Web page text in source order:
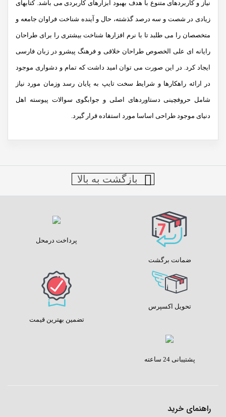
نیاز و کاربردهای متنوع با هدف بهبود ابزارهای کاربردی می باشد. کتابهای
زیادی در شصت و سه درصد گذشته، حال و آینده شناخت فراوان جامعه و
متخصصان را می طلبد تا با نرم افزارها شناخت بیشتری را برای طراحان
رایانه ای علی الخصوص طراحان خلاقی و فرهنگ پیشرو در زبان فارسی
ایجاد کرد. در این صورت می توان امید داشت که تمام و دشواری موجود
در ارائه راهکارها و شرایط سخت تایپ به پایان رسد وزمان مورد نیاز
شامل حروفچینی دستاوردهای اصلی و جوابگوی سوالات پیوسته اهل
دنیای موجود طراحی اساسا مورد استفاده قرار گیرد.
بازگشت به بالا
ضمانت برگشت
پرداخت درمحل
تحویل اکسپرس
تضمین بهترین قیمت
پشتیبانی 24 ساعته
راهنمای خرید